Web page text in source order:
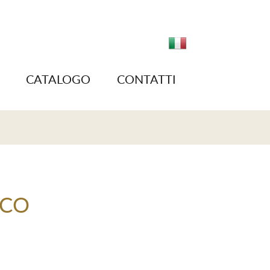
CATALOGO CONTATTI